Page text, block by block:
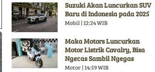
Suzuki Akan Luncurkan SUV
Baru di Indonesia pada 2025
Mobil | 12:24 WIB
Maka Motors Luncurkan
Motor Listrik Cavalry, Bisa
Ngecas Sambil Ngegas
Motor | 14:59 WIB